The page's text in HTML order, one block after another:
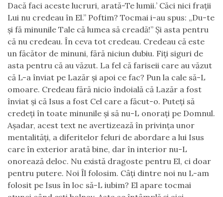
Dacă faci aceste lucruri, arată-Te lumii.’ Căci nici fraţii
Lui nu credeau în El.” Poftim? Tocmai i-au spus: „Du-te
şi fă minunile Tale că lumea să creadă!” Şi asta pentru
că nu credeau. În ceva tot credeau. Credeau că este
un făcător de minuni, fără niciun dubiu. Fiţi siguri de
asta pentru că au văzut. La fel că fariseii care au văzut
că L-a înviat pe Lazăr şi apoi ce fac? Pun la cale să-L
omoare. Credeau fără nicio îndoială că Lazăr a fost
înviat şi că Isus a fost Cel care a făcut-o. Puteţi să
credeţi în toate minunile şi să nu-L onoraţi pe Domnul.
Aşadar, acest text ne avertizează în privinţa unor
mentalităţi, a diferitelor feluri de abordare a lui Isus
care în exterior arată bine, dar în interior nu-L
onorează deloc. Nu există dragoste pentru El, ci doar
pentru putere. Noi Îl folosim. Câţi dintre noi nu L-am
folosit pe Isus în loc să-L iubim? El apare tocmai